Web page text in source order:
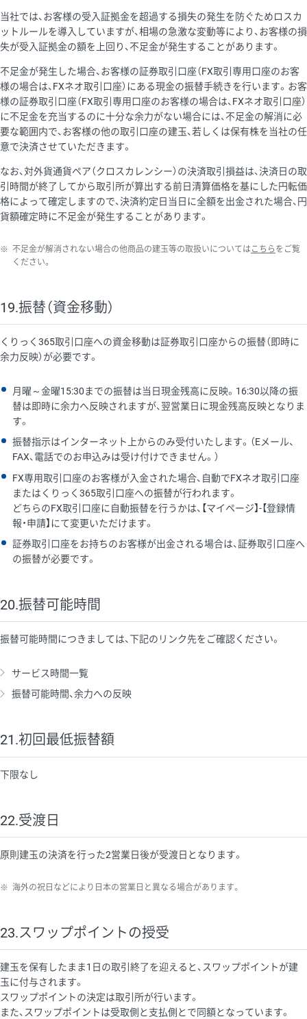
当社では、お客様の受入証拠金を超過する損失の発生を防ぐためロスカ
ットルールを導入していますが、相場の急激な変動等により、お客様の損
失が受入証拠金の額を上回り、不足金が発生することがあります。
不足金が発生した場合、お客様の証券取引口座（FX取引専用口座のお客
様の場合は、FXネオ取引口座）にある現金の振替手続きを行います。お客
様の証券取引口座（FX取引専用口座のお客様の場合は、FXネオ取引口座）
に不足金を充当するのに十分な余力がない場合には、不足金の解消に必
要な範囲内で、お客様の他の取引口座の建玉、若しくは保有株を当社の任
意で決済させていただきます。
なお、対外貨通貨ペア（クロスカレンシー）の決済取引損益は、決済日の取
引時間が終了してから取引所が算出する前日清算価格を基にした円転価
格によって確定しますので、決済約定日当日に全額を出金された場合、円
貨額確定時に不足金が発生することがあります。
※ 不足金が解消されない場合の他商品の建玉等の取扱いについては こちら をご覧
ください。
19.振替（資金移動）
くりっく365取引口座への資金移動は証券取引口座からの振替（即時に
余力反映）が必要です。
月曜～金曜15:30までの振替は当日現金残高に反映。16:30以降の振
替は即時に余力へ反映されますが、翌営業日に現金残高反映となりま
す。
振替指示はインターネット上からのみ受付いたします。（Eメール、
FAX、電話でのお申込みは受け付けできません。）
FX専用取引口座のお客様が入金された場合、自動でFXネオ取引口座
またはくりっく365取引口座への振替が行われます。
どちらのFX取引口座に自動振替を行うかは、【マイページ】-【登録情
報・申請】にて変更いただけます。
証券取引口座をお持ちのお客様が出金される場合は、証券取引口座へ
の振替が必要です。
20.振替可能時間
振替可能時間につきましては、下記のリンク先をご確認ください。
サービス時間一覧
振替可能時間、余力への反映
21.初回最低振替額
下限なし
22.受渡日
原則建玉の決済を行った2営業日後が受渡日となります。
※ 海外の祝日などにより日本の営業日と異なる場合があります。
23.スワップポイントの授受
建玉を保有したまま1日の取引終了を迎えると、スワップポイントが建
玉に付与されます。
スワップポイントの決定は取引所が行います。
また、スワップポイントは受取側と支払側とで同額となっています。